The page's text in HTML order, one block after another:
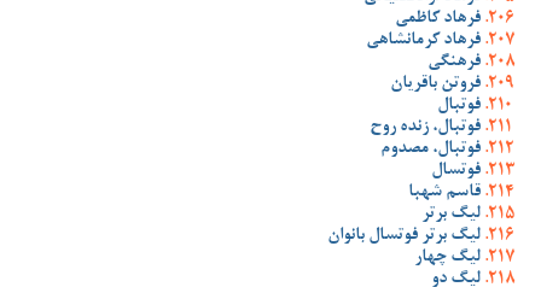
فرهاد کاظمی
فرهاد کرمانشاهی
فرهنگی
فروتن باقریان
فوتبال
فوتبال، زنده روح
فوتبال، مصدوم
فوتسال
قاسم شهبا
لیگ برتر
لیگ برتر فوتسال بانوان
لیگ چهار
لیگ دو